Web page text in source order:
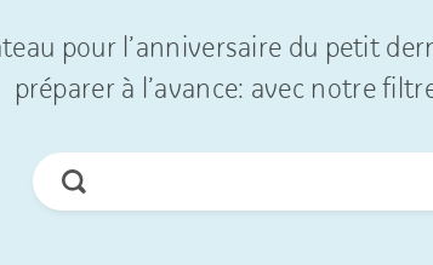
pour l’anniversaire du petit
préparer à l’avance: avec notre
Chercher